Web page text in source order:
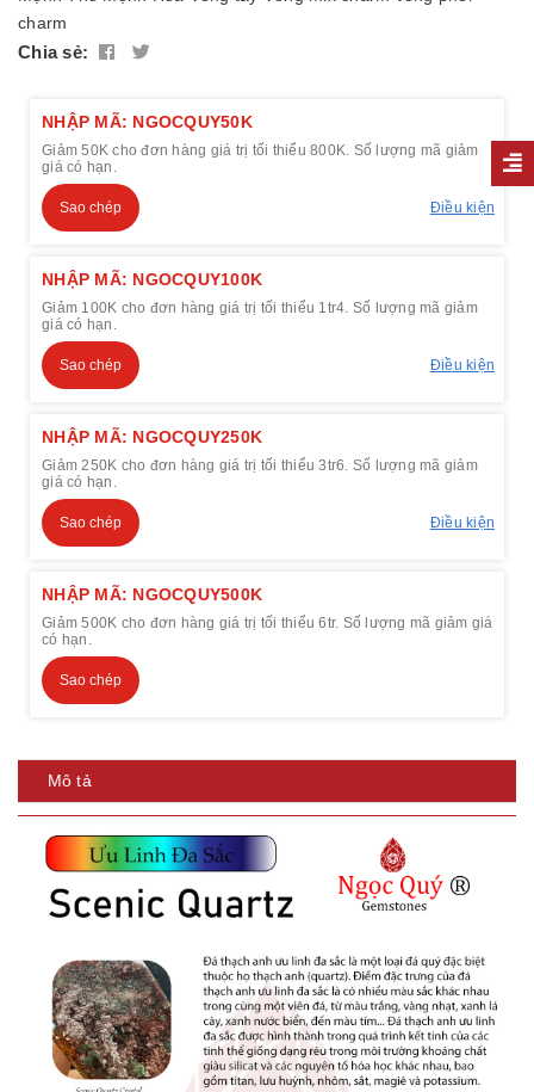
charm
Chia sẻ:
NHẬP MÃ: NGOCQUY50K
Giảm 50K cho đơn hàng giá trị tối thiểu 800K. Số lượng mã giảm
giá có hạn.
Sao chép Điều kiện
NHẬP MÃ: NGOCQUY100K
Giảm 100K cho đơn hàng giá trị tối thiểu 1tr4. Số lượng mã giảm
giá có hạn.
Sao chép Điều kiện
NHẬP MÃ: NGOCQUY250K
Giảm 250K cho đơn hàng giá trị tối thiểu 3tr6. Số lượng mã giảm
giá có hạn.
Sao chép Điều kiện
NHẬP MÃ: NGOCQUY500K
Giảm 500K cho đơn hàng giá trị tối thiểu 6tr. Số lượng mã giảm giá
có hạn.
Sao chép
Mô tả